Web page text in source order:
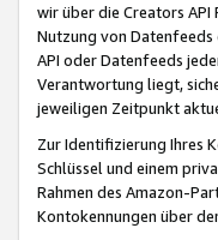
wir über die Creators
Nutzung von Datenfeeds
API oder Datenfeeds
Verantwortung liegt,
jeweiligen Zeitpunkt
Zur Identifizierung Ihres
Schlüssel und einem
Rahmen des Amazon-
Kontokennungen über